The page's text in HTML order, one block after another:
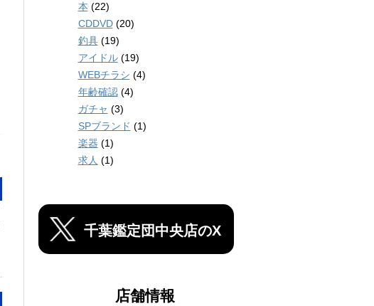
本 (22)
CDDVD(20)
釣具(19)
アイドル(19)
WEBチラシ (4)
年齢確認(4)
ガチャ (3)
SPブランド (1)
楽器 (1)
求人 (1)
千葉鑑定団中央店のX
店舗情報